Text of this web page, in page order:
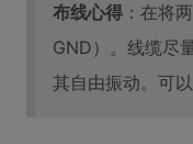
布线心得 ：在将
GND）。线缆尽
其自由振动。可